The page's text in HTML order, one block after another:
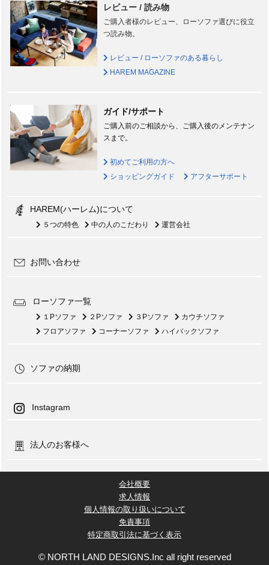
レビュー / 読み物
ご購入者様のレビュー、ローソファ選びに役立
つ読み物。
レビュー / ローソファのある暮らし
HAREM MAGAZINE
ガイド/サポート
ご購入前のご相談から、ご購入後のメンテナン
スまで。
初めてご利用の方へ
ショッピングガイド
アフターサポート
HAREM(ハーレム)について
５つの特色 中の人のこだわり 運営会社
お問い合わせ
ローソファ一覧
１Pソファ ２Pソファ ３Pソファ
カウチソファ
フロアソファ
コーナーソファ ハイバックソファ
ソファの納期
Instagram
法人のお客様へ
会社概要
求人情報
個人情報の取り扱いについて
免責事項
特定商取引法に基づく表示
© NORTH LAND DESIGNS.Inc all right reserved